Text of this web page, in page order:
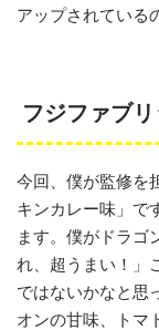
アップされている
フジファブ
今回、僕が監修を
キンカレー味」で
ます。僕がドラゴ
れ、超うまい！」
ではないかなと思
オンの甘味、トマ